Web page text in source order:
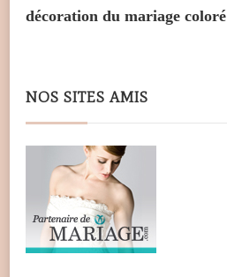
décoration du mariage coloré
NOS SITES AMIS